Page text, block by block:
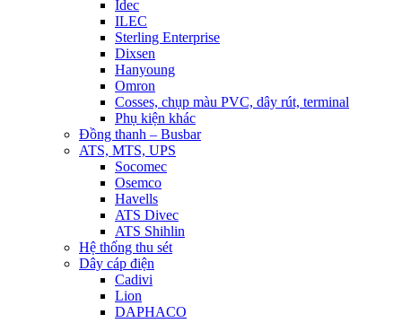
Idec
ILEC
Sterling Enterprise
Dixsen
Hanyoung
Omron
Cosses, chụp màu PVC, dây rút, terminal
Phụ kiện khác
Đồng thanh – Busbar
ATS, MTS, UPS
Socomec
Osemco
Havells
ATS Divec
ATS Shihlin
Hệ thống thu sét
Dây cáp điện
Cadivi
Lion
DAPHACO